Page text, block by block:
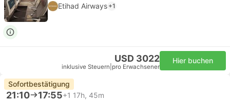
Etihad Airways +1
USD 3022
inklusive Steuern pro Erwachsener
Hier buchen
Sofortbestätigung
21:10 17:55+1 17h, 45m